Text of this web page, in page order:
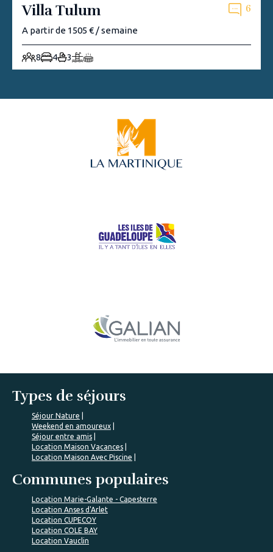
Villa Tulum 6
A partir de 1505 € / semaine
8 4 3
Types de séjours
Séjour Nature
Weekend en amoureux
Séjour entre amis
Location Maison Vacances
Location Maison Avec Piscine
Communes populaires
Location Marie-Galante - Capesterre
Location Anses d'Arlet
Location CUPECOY
Location COLE BAY
Location Vauclin